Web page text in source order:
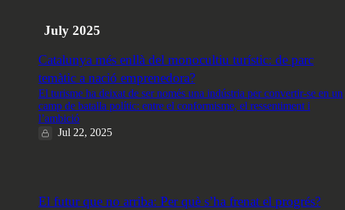
July 2025
Catalunya més enllà del monocultiu turístic: de parc
temàtic a nació emprenedora?
El turisme ha deixat de ser només una indústria per convertir-se en un
camp de batalla polític: entre el conformisme, el ressentiment i
l’ambició
Jul 22, 2025
El futur que no arriba: Per què s’ha frenat el progrés?